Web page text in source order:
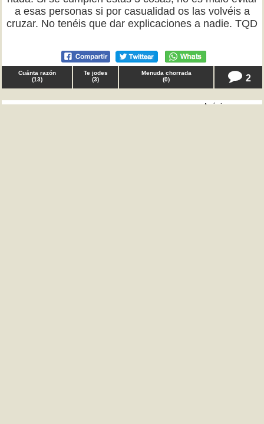
a esas personas si por casualidad os las volvéis a
cruzar. No tenéis que dar explicaciones a nadie. TQD
Cuánta razón
(13)
Te jodes
(3)
Menuda chorrada
(0) 2
♂ Anónimo enamor